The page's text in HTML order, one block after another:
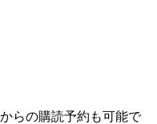
らの購読予約も可能で